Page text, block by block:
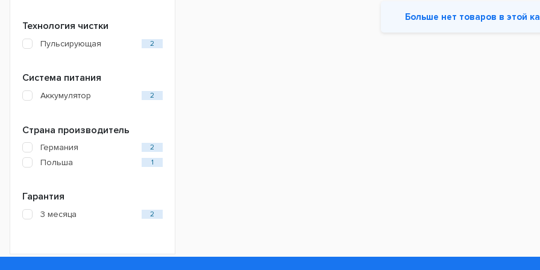
Технология чистки
Пульсирующая 2
Система питания
Аккумулятор 2
Страна производитель
Германия 2
Польша 1
Гарантия
3 месяца 2
Больше нет товаров в этой